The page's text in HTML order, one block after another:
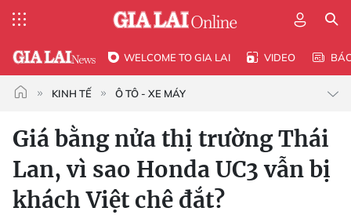
WELCOME TO GIA LAI VIDEO
KINH TẾ Ô TÔ - XE MÁY
Giá bằng nửa thị trường Thái
Lan, vì sao Honda UC3 vẫn bị
khách Việt chê đắt?